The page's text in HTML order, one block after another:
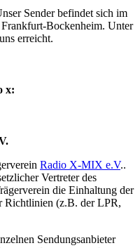
Sender befindet sich im
Bockenheim. Unter
erreicht.
x:
Radio X-MIX e.V..
Vertreter des
die Einhaltung der
Richtlinien (z.B. der LPR,
Sendungsanbieter